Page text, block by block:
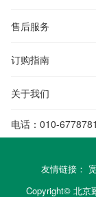
售后服务
订购指南
关于我们
电话： 010-
友情链接：
Copyright© 北京